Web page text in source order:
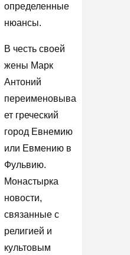
определенные
нюансы.
В честь своей
жены Марк
Антоний
переименовыва
ет греческий
город Евнемию
или Евмению в
Фульвию.
Монастырка
новости,
связанные с
религией и
культовым